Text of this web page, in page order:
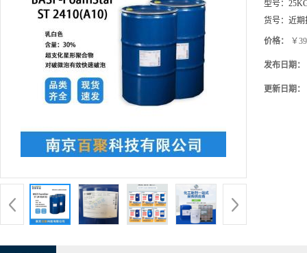
型号：
货号： 近期
价格： ￥
发布日期：
更新日期：